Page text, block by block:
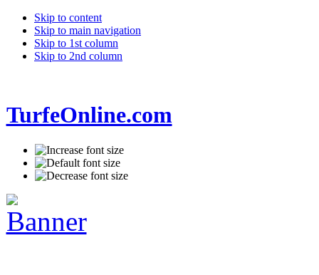
Skip to content
Skip to main navigation
Skip to 1st column
Skip to 2nd column
TurfeOnline.com